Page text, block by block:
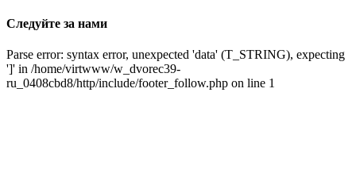
Следуйте за нами
Parse error: syntax error, unexpected 'data' (T_STRING), expecting
']' in /home/virtwww/w_dvorec39-
ru_0408cbd8/http/include/footer_follow.php on line 1